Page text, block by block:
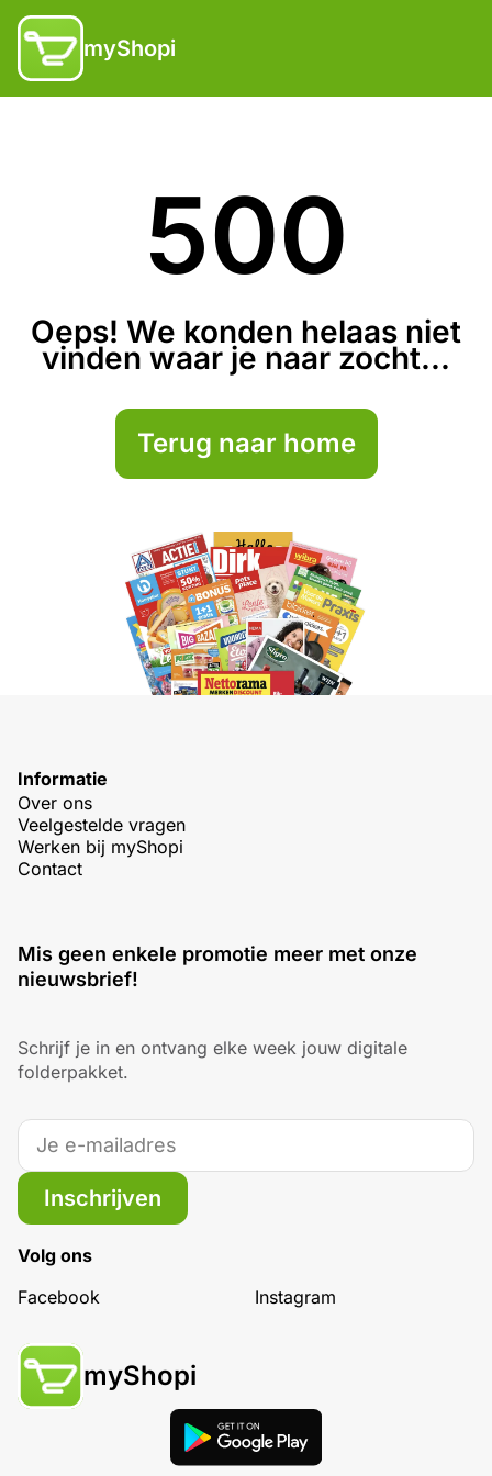
myShopi
500
Oeps! We konden helaas niet
vinden waar je naar zocht...
Terug naar home
Informatie
Over ons
Veelgestelde vragen
Werken bij myShopi
Contact
Mis geen enkele promotie meer met onze
nieuwsbrief!
Schrijf je in en ontvang elke week jouw digitale
folderpakket.
Inschrijven
Volg ons
Facebook
Instagram
myShopi